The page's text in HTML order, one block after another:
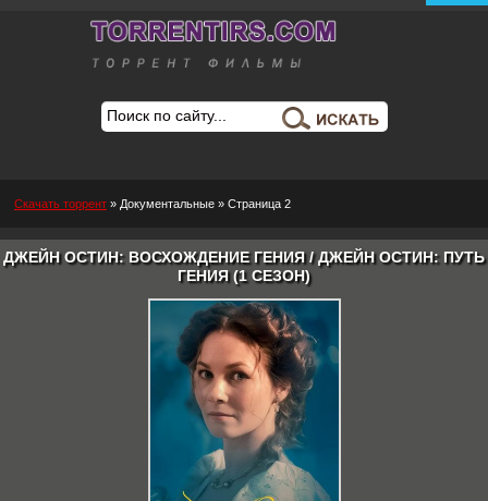
Скачать торрент » Документальные » Страница 2
ДЖЕЙН ОСТИН: ВОСХОЖДЕНИЕ ГЕНИЯ / ДЖЕЙН ОСТИН: ПУТЬ
ГЕНИЯ (1 СЕЗОН)